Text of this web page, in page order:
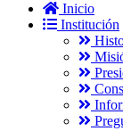
Inicio
Institución